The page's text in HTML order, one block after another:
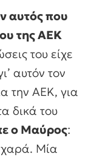
αυτός που
της ΑΕΚ
του είχε
αυτόν τον
την ΑΕΚ, για
δικά του
ο Μαύρος:
Μία